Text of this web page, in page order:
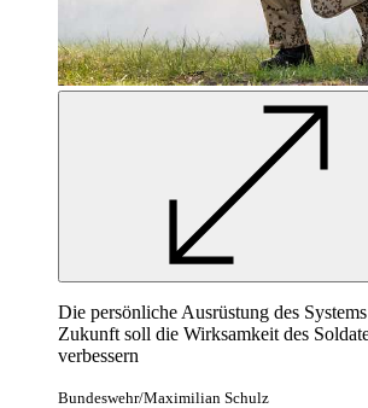
Die persönliche Ausrüstung des
Zukunft soll die Wirksamkeit des
verbessern
Bundeswehr/Maximilian Schulz